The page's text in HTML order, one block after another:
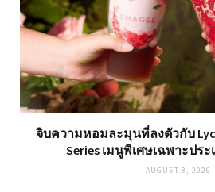
จิบความหอมละมุนที่ลงตัวกับ
Series เมนูพิเศษเฉพาะปร
AUGUST 8, 2026